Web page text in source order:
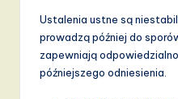
Ustalenia ustne są
prowadzą później do
zapewniają
późniejszego odniesienia.